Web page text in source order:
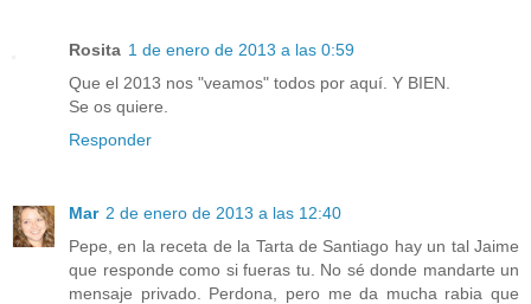
Rosita 1 de enero de 2013 a las 0:59
Que el 2013 nos "veamos" todos por aquí. Y BIEN.
Se os quiere.
Responder
Mar 2 de enero de 2013 a las 12:40
Pepe, en la receta de la Tarta de Santiago hay un tal Jaime
que responde como si fueras tu. No sé donde mandarte un
mensaje privado. Perdona, pero me da mucha rabia que